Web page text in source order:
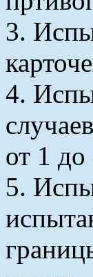
3.
4.
от 1
5.